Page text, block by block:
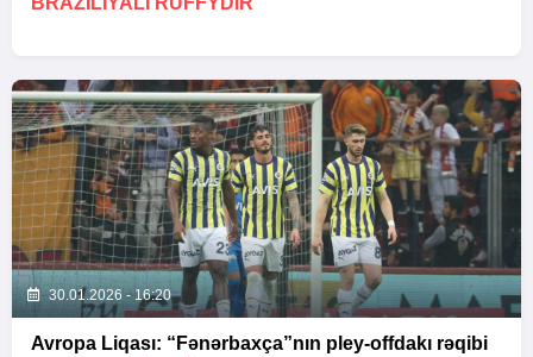
30.01.2026 - 16:20
Avropa Liqası: “Fənərbaxça”nın pley-offdakı rəqibi